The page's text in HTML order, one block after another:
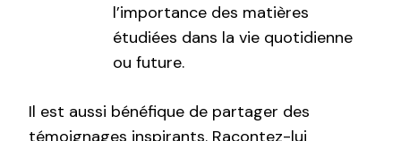
l’importance des matières
étudiées dans la vie quotidienne
ou future.
Il est aussi bénéfique de partager des